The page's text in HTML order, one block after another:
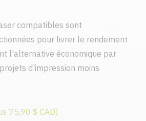
compatibles sont
pour livrer le rendement
l'alternative économique par
d'impression moins
75,90 $ CAD)